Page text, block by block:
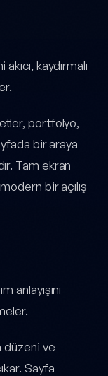
kaydırmalı
portfolyo,
bir araya
Tam ekran
bir açılış
anlayışını
düzeni ve
Sayfa